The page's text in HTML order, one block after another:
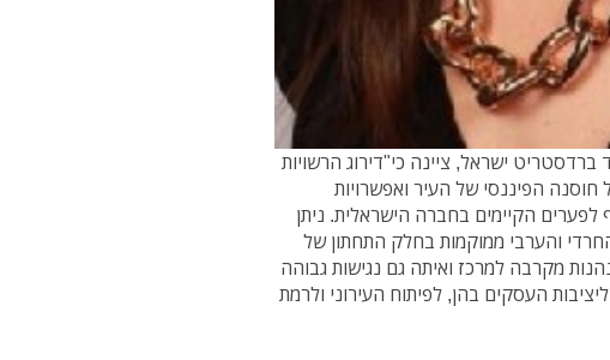
ישראל, ציינה כי"דירוג הרשויות
הפיננסי של העיר ואפשרויות
הקיימים בחברה הישראלית. ניתן
והערבי ממוקמות בחלק התחתון של
מקרבה למרכז ואיתה גם נגישות גבוהה
העסקים בהן, לפיתוח העירוני ולרמת